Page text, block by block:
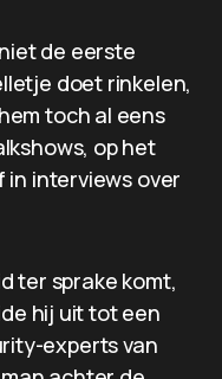
de eerste
doet rinkelen,
toch al eens
op het
in interviews over
ter sprake komt,
hij uit tot een
experts van